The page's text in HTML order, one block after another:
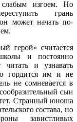
изгоем. Но
грань
может начать по-
герой» считается
и постоянно
и узнавать
гордится им и не
не сомневается в
сын
Странный юноша
состава, но
завистливых